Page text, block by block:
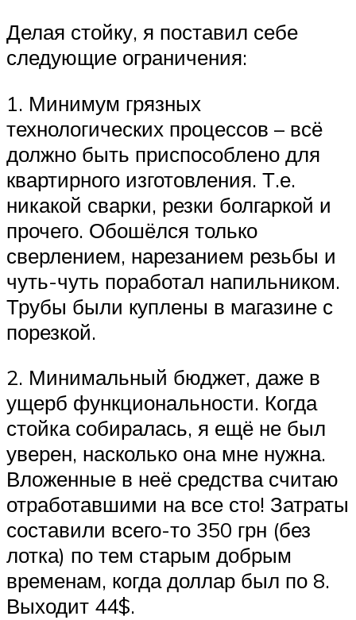
Делая стойку, я поставил себе
следующие ограничения:
1. Минимум грязных
технологических процессов – всё
должно быть приспособлено для
квартирного изготовления. Т.е.
никакой сварки, резки болгаркой и
прочего. Обошёлся только
сверлением, нарезанием резьбы и
чуть-чуть поработал напильником.
Трубы были куплены в магазине с
порезкой.
2. Минимальный бюджет, даже в
ущерб функциональности. Когда
стойка собиралась, я ещё не был
уверен, насколько она мне нужна.
Вложенные в неё средства считаю
отработавшими на все сто! Затраты
составили всего-то 350 грн (без
лотка) по тем старым добрым
временам, когда доллар был по 8.
Выходит 44$.